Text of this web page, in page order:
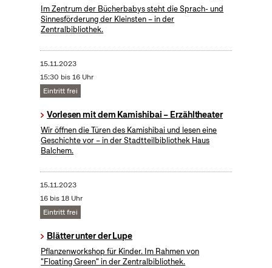
Im Zentrum der Bücherbabys steht die Sprach- und
Sinnesförderung der Kleinsten – in der
Zentralbibliothek.
15.11.2023
15:30 bis 16 Uhr
Eintritt frei
Vorlesen mit dem Kamishibai – Erzähltheater
Wir öffnen die Türen des Kamishibai und lesen eine
Geschichte vor – in der Stadtteilbibliothek Haus
Balchem.
15.11.2023
16 bis 18 Uhr
Eintritt frei
Blätter unter der Lupe
Pflanzenworkshop für Kinder. Im Rahmen von
"Floating Green" in der Zentralbibliothek.